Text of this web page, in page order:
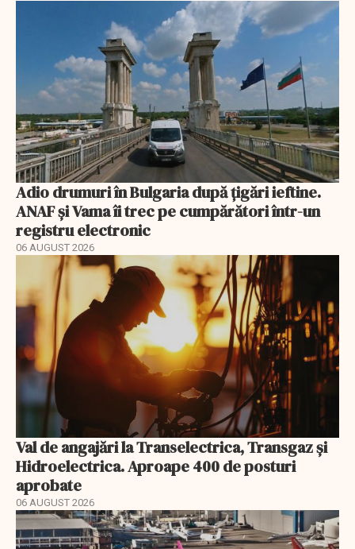
Adio drumuri în Bulgaria după țigări ieftine.
ANAF și Vama îi trec pe cumpărători într-un
registru electronic
06 AUGUST 2026
Val de angajări la Transelectrica, Transgaz și
Hidroelectrica. Aproape 400 de posturi
aprobate
06 AUGUST 2026